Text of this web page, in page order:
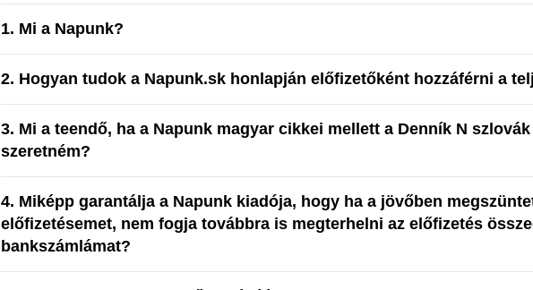
1. Mi a Napunk?
2. Hogyan tudok a Napunk.sk honlapján előfizetőként hozzáférni a
3. Mi a teendő, ha a Napunk magyar cikkei mellett a Denník N
szeretném?
4. Miképp garantálja a Napunk kiadója, hogy ha a jövőben
előfizetésemet, nem fogja továbbra is megterhelni az előfizetés
bankszámlámat?